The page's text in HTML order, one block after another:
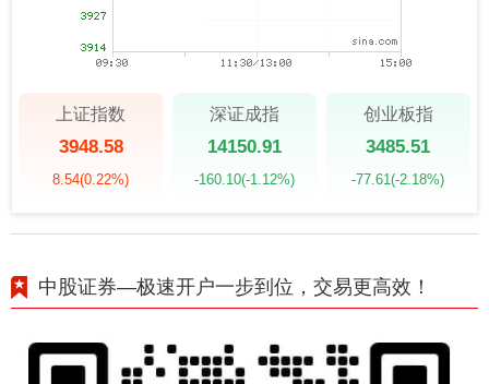
上证指数
3948.58
8.54(0.22%)
深证成指
14150.91
-160.10(-1.12%)
创业板指
3485.51
-77.61(-2.18%)
中股证券—极速开户一步到位，交易更高效！